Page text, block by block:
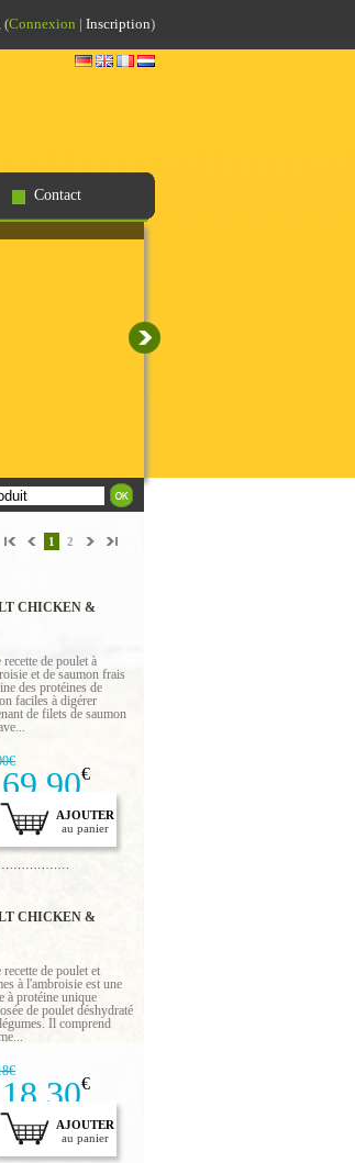
(Connexion Inscription)
Contact
1 2
CHICKEN &
de poulet à
et de saumon frais
des protéines de
faciles à digérer
de filets de saumon
69.90€
AJOUTER
au panier
CHICKEN &
de poulet et
à l'ambroisie est une
à protéine unique
de poulet déshydraté
Il comprend
18.30€
AJOUTER
au panier